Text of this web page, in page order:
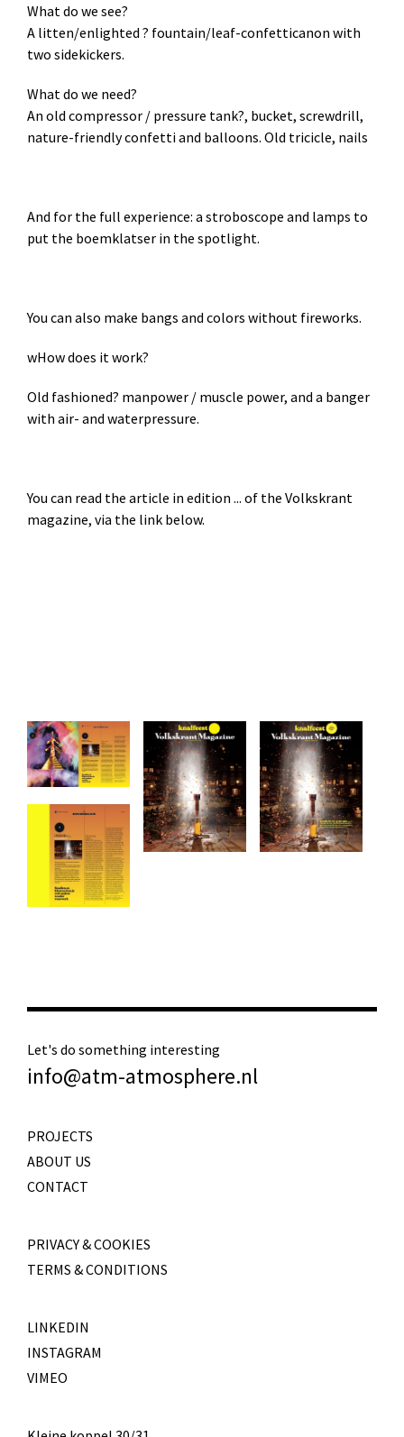
What do we see?
A litten/enlighted ? fountain/leaf-confetticanon with
two sidekickers.
What do we need?
An old compressor / pressure tank?, bucket, screwdrill,
nature-friendly confetti and balloons. Old tricicle, nails
And for the full experience: a stroboscope and lamps to
put the boemklatser in the spotlight.
You can also make bangs and colors without fireworks.
wHow does it work?
Old fashioned? manpower / muscle power, and a banger
with air- and waterpressure.
You can read the article in edition ... of the Volkskrant
magazine, via the link below.
Let's do something interesting
info@atm-atmosphere.nl
PROJECTS
ABOUT US
CONTACT
PRIVACY & COOKIES
TERMS & CONDITIONS
LINKEDIN
INSTAGRAM
VIMEO